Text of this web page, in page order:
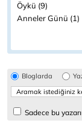
Öykü (9)
Anneler Günü (1)
Bloglarda
Sadece bu